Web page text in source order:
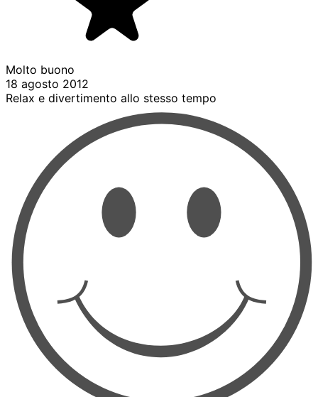
Molto buono
18 agosto 2012
Relax e divertimento allo stesso tempo